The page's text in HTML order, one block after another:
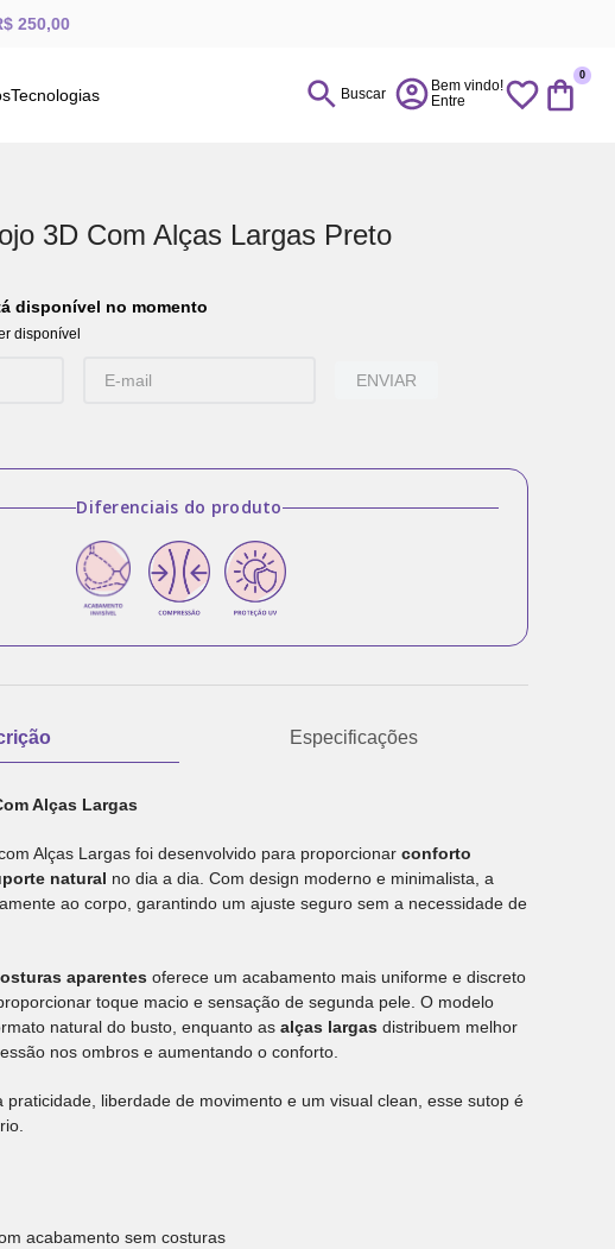
250,00
Tecnologias Buscar
0
3D Com Alças Largas Preto
disponível no momento
disponível
ENVIAR
Diferenciais do produto
Especificações
Alças Largas
Alças Largas foi desenvolvido para proporcionar conforto
natural no dia a dia. Com design moderno e minimalista, a
ao corpo, garantindo um ajuste seguro sem a necessidade de
aparentes oferece um acabamento mais uniforme e discreto
toque macio e sensação de segunda pele. O modelo
natural do busto, enquanto as alças largas distribuem melhor
nos ombros e aumentando o conforto.
praticidade, liberdade de movimento e um visual clean, esse sutop é
acabamento sem costuras